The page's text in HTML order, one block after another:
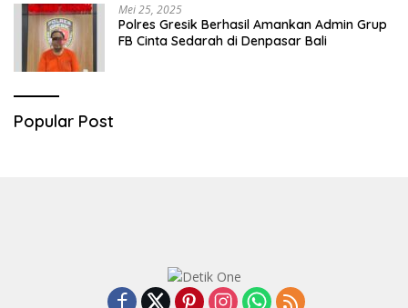
Mei 25, 2025
Polres Gresik Berhasil Amankan Admin Grup
FB Cinta Sedarah di Denpasar Bali
Popular Post